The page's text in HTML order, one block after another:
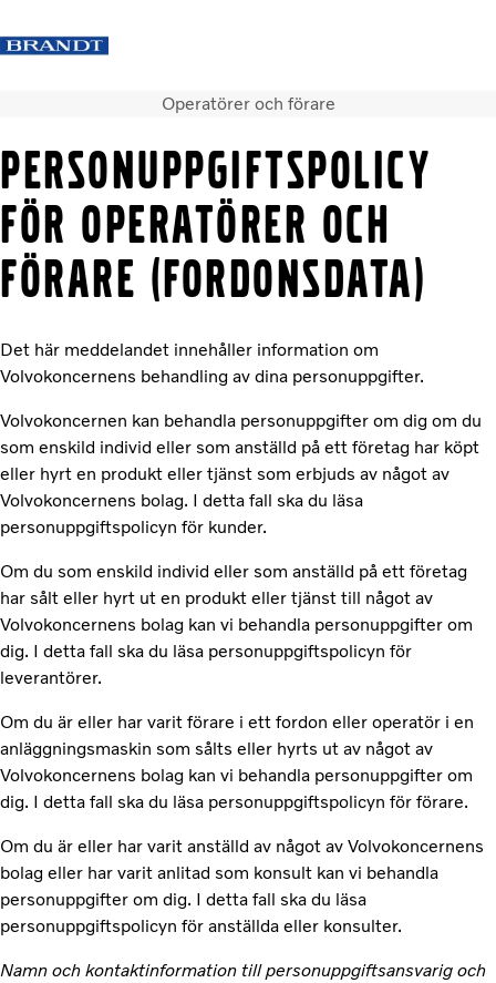
FacebookInstagramBrandt huvudsida
Lastbilar
Tjänster
Begagnade lastbilar
Bussar
Nyheter
Operatörer och förare
PERSONUPPGIFTSPOLICY
FÖR OPERATÖRER OCH
FÖRARE (FORDONSDATA)
Det här meddelandet innehåller information om
Volvokoncernens behandling av dina personuppgifter.
Volvokoncernen kan behandla personuppgifter om dig om du
som enskild individ eller som anställd på ett företag har köpt
eller hyrt en produkt eller tjänst som erbjuds av något av
Volvokoncernens bolag. I detta fall ska du läsa
personuppgiftspolicyn för kunder.
Om du som enskild individ eller som anställd på ett företag
har sålt eller hyrt ut en produkt eller tjänst till något av
Volvokoncernens bolag kan vi behandla personuppgifter om
dig. I detta fall ska du läsa personuppgiftspolicyn för
leverantörer.
Om du är eller har varit förare i ett fordon eller operatör i en
anläggningsmaskin som sålts eller hyrts ut av något av
Volvokoncernens bolag kan vi behandla personuppgifter om
dig. I detta fall ska du läsa personuppgiftspolicyn för förare.
Om du är eller har varit anställd av något av Volvokoncernens
bolag eller har varit anlitad som konsult kan vi behandla
personuppgifter om dig. I detta fall ska du läsa
personuppgiftspolicyn för anställda eller konsulter.
Namn och kontaktinformation till personuppgiftsansvarig och